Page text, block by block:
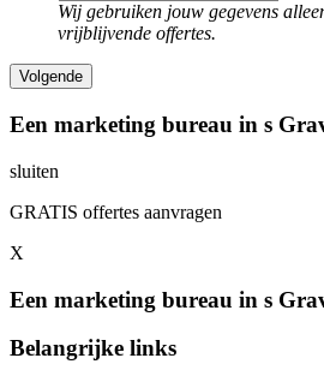
Wij gebruiken jouw gegevens
vrijblijvende offertes.
Een marketing bureau in s
sluiten
GRATIS offertes aanvragen
X
Een marketing bureau in s
Belangrijke links